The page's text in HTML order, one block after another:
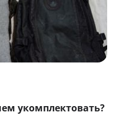
укомплектовать?